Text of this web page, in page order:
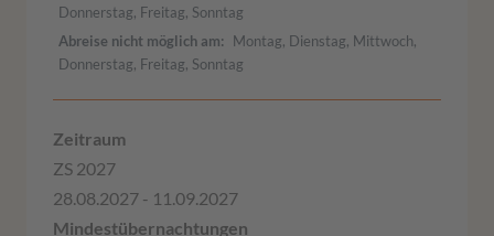
Donnerstag, Freitag, Sonntag
Abreise nicht möglich am
Montag, Dienstag, Mittwoch,
Donnerstag, Freitag, Sonntag
ZS 2027
28.08.2027 - 11.09.2027